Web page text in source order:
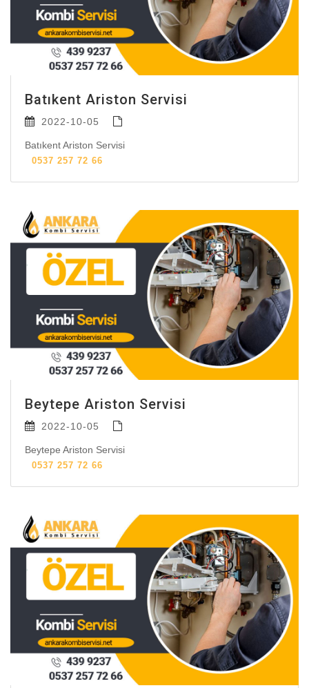
Batıkent Ariston Servisi
2022-10-05
Batıkent Ariston Servisi
0537 257 72 66
Beytepe Ariston Servisi
2022-10-05
Beytepe Ariston Servisi
0537 257 72 66